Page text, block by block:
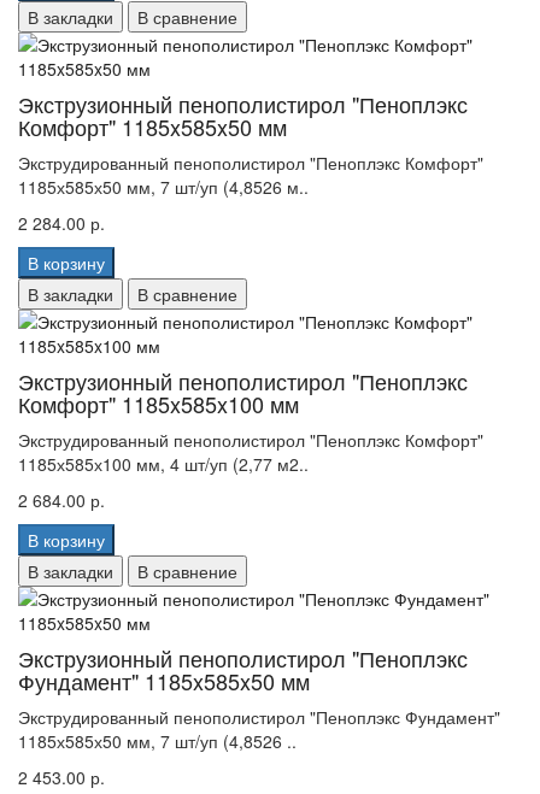
В закладки
В сравнение
Экструзионный пенополистирол "Пеноплэкс
Комфорт" 1185x585x50 мм
Экструдированный пенополистирол "Пеноплэкс Комфорт"
1185х585х50 мм, 7 шт/уп (4,8526 м..
2 284.00 р.
В корзину
В закладки
В сравнение
Экструзионный пенополистирол "Пеноплэкс
Комфорт" 1185x585x100 мм
Экструдированный пенополистирол "Пеноплэкс Комфорт"
1185х585х100 мм, 4 шт/уп (2,77 м2..
2 684.00 р.
В корзину
В закладки
В сравнение
Экструзионный пенополистирол "Пеноплэкс
Фундамент" 1185x585x50 мм
Экструдированный пенополистирол "Пеноплэкс Фундамент"
1185х585х50 мм, 7 шт/уп (4,8526 ..
2 453.00 р.